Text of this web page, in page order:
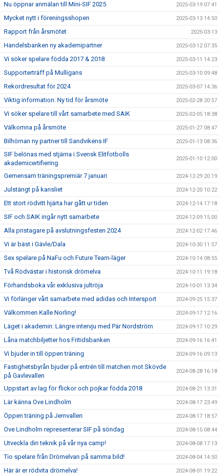
Nu öppnar anmälan till Mini-SIF 2025 2025-03-19 07:41
Mycket nytt i föreningsshopen 2025-03-13 14:50
Rapport från årsmötet 2025-03-13
Handelsbanken ny akademipartner 2025-03-12 07:35
Vi söker spelare födda 2017 & 2018 2025-03-11 14:23
Supporterträff på Mulligans 2025-03-10 09:48
Rekordresultat för 2024 2025-03-07 14:36
Viktig information: Ny tid för årsmöte 2025-02-28 20:57
Vi söker spelare till vårt samarbete med SAIK 2025-02-05 18:38
Välkomna på årsmöte 2025-01-27 08:47
Bilhörnan ny partner till Sandvikens IF 2025-01-13 08:36
SIF belönas med stjärna i Svensk Elitfotbolls
akademicertifiering
2025-01-10 12:00
Gemensam träningspremiär 7 januari 2024-12-29 20:19
Julstängt på kansliet 2024-12-20 10:22
Ett stort rödvitt hjärta har gått ur tiden 2024-12-14 17:18
SIF och SAIK ingår nytt samarbete 2024-12-09 15:00
Alla pristagare på avslutningsfesten 2024 2024-12-02 17:46
Vi är bäst i Gävle/Dala 2024-10-30 11:57
Sex spelare på NaFu och Future Team-läger 2024-10-14 08:55
Två Rödvästar i historisk drömelva 2024-10-11 19:18
Förhandsboka vår exklusiva jultröja 2024-10-01 13:34
Vi förlänger vårt samarbete med adidas och Intersport 2024-09-25 15:37
Välkommen Kalle Norling! 2024-09-17 12:16
Läget i akademin: Längre intervju med Pär Nordström 2024-09-17 10:29
Låna matchbiljetter hos Fritidsbanken 2024-09-16 16:41
Vi bjuder in till öppen träning 2024-09-16 09:13
Fastighetsbyrån bjuder på entrén till matchen mot Skövde
på Gavlevallen
2024-08-28 16:18
Uppstart av lag för flickor och pojkar födda 2018 2024-08-21 13:31
Lär känna Ove Lindholm 2024-08-17 23:49
Öppen träning på Jernvallen 2024-08-17 18:57
Ove Lindholm representerar SIF på söndag 2024-08-15 08:44
Utveckla din teknik på vår nya camp! 2024-08-08 17:13
Tio spelare från Drömelvan på samma bild! 2024-08-04 14:50
Här är er rödvita drömelva! 2024-08-01 19:22